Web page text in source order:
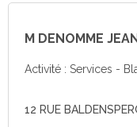
M DENOMME
Activité : Services -
12 RUE